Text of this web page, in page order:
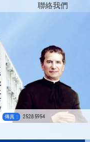
傳真： 2528 5954
聯絡我們